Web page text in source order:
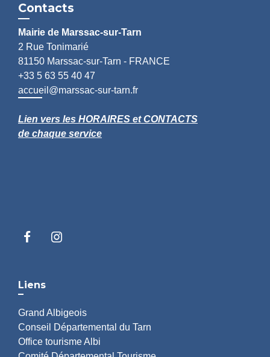
Contacts
Mairie de Marssac-sur-Tarn
2 Rue Tonimarié
81150 Marssac-sur-Tarn - FRANCE
+33 5 63 55 40 47
accueil@marssac-sur-tarn.fr
Lien vers les HORAIRES et CONTACTS
de chaque service
Liens
Grand Albigeois
Conseil Départemental du Tarn
Office tourisme Albi